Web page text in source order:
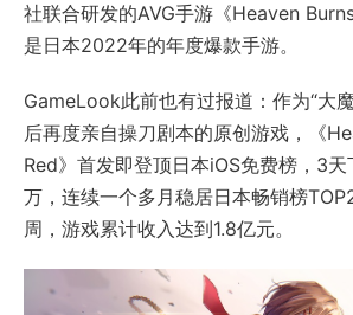
社联合研发的AVG手游《Heaven
是日本2022年的年度爆款手游。
GameLook此前也有过报道：作为“大
后再度亲自操刀剧本的原创游戏，《
Red》首发即登顶日本iOS免费榜，3
万，连续一个多月稳居日本畅销榜
周，游戏累计收入达到1.8亿元。